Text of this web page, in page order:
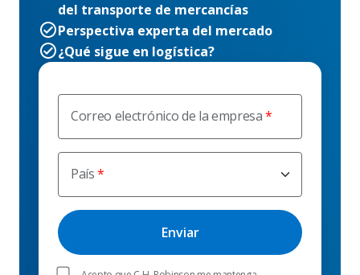
Correo electrónico de la empresa
País
del transporte de mercancías
Perspectiva experta del mercado
¿Qué sigue en logística?